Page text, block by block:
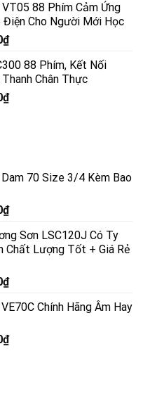
88 Phím Cảm Ứng
Cho Người Mới Học
₫
88 Phím, Kết Nối
Chân Thực
₫
70 Size 3/4 Kèm Bao
₫
Sơn LSC120J Có Ty
Chất Lượng Tốt + Giá Rẻ
₫
Chính Hãng Âm Hay
₫